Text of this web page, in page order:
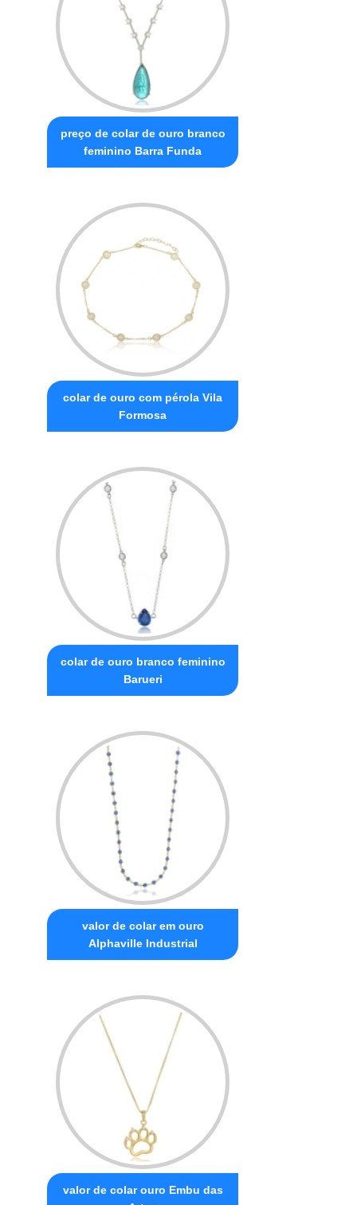
preço de colar de ouro branco
feminino Barra Funda
colar de ouro com pérola Vila
Formosa
colar de ouro branco feminino
Barueri
valor de colar em ouro
Alphaville Industrial
valor de colar ouro Embu das